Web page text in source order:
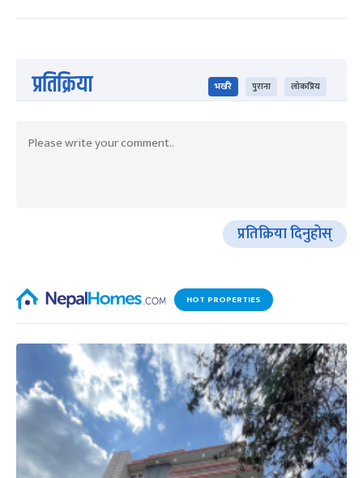
प्रतिक्रिया भर्खरै पुराना लोकप्रिय
प्रतिक्रिया दिनुहोस्
HOT PROPERTIES